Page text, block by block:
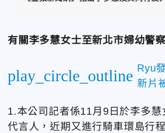
有關李多慧女士至新北市婦幼警
play_circle_outline Ryu
新片
1.本公司記者係11月9日於李多
代言人，近期又進行騎車環島行